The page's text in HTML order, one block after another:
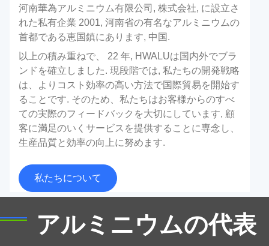
河南華為アルミニウム有限公司, 株式会社, に設立さ
れた私有企業 2001, 河南省の有名なアルミニウムの
首都である恵国鎮にあります, 中国.
以上の積み重ねで、 22 年, HWALUは国内外でブラ
ンドを確立しました. 現段階では, 私たちの開発戦略
は、よりコスト効率の高い方法で国際貿易を開始す
ることです. そのため、私たちはお客様からのすべ
ての実際のフィードバックを大切にしています, 顧
客に満足のいくサービスを提供することに専念し、
生産品質と効率の向上に努めます.
私たちについて
アルミニウムの代表
ランプカバー用のアルミニウムサークル
優れた熱散逸を含むランプカバーの製造用のアルミニ
ウムサークルの利点を探る, 耐食性, そして美的仕上
げ. 合金について学びます, アプリケーション, 適切な